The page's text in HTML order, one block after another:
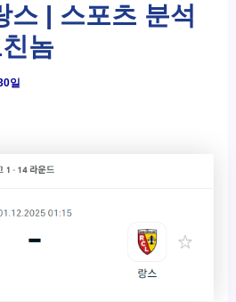
스 | 스포츠 분석
놈
일